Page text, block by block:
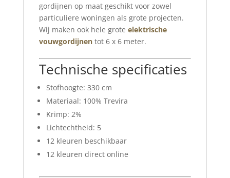
gordijnen op maat geschikt voor zowel
particuliere woningen als grote projecten.
Wij maken ook hele grote elektrische
vouwgordijnentot 6 x 6 meter.
Technische specificaties
Stofhoogte: 330 cm
Materiaal: 100% Trevira
Krimp: 2%
Lichtechtheid: 5
12 kleuren beschikbaar
12 kleuren direct online